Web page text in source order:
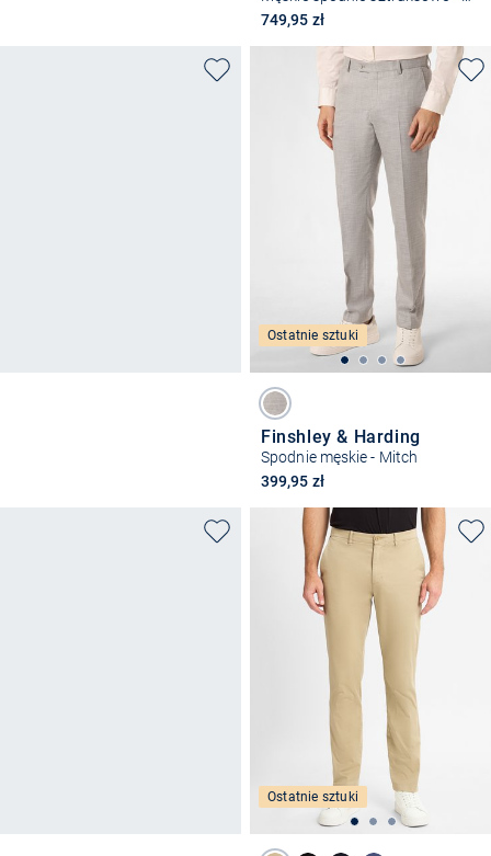
749,95 zł
Ostatnie sztuki
Finshley & Harding
Spodnie męskie - Mitch
399,95 zł
Ostatnie sztuki